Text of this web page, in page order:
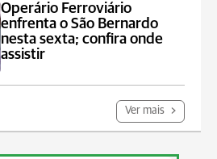
Operário Ferroviário
enfrenta o São Bernardo
nesta sexta; confira onde
assistir
Ver mais